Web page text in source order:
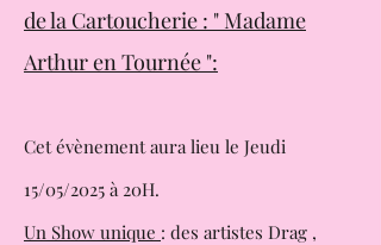
de la Cartoucherie : " Madame
Arthur en Tournée ":
Cet évènement aura lieu le Jeudi
15/05/2025 à 20H.
Un Show unique : des artistes Drag ,